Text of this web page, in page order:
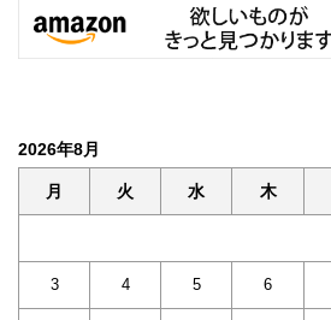
2026年8月
月 火 水 木
3 4 5 6